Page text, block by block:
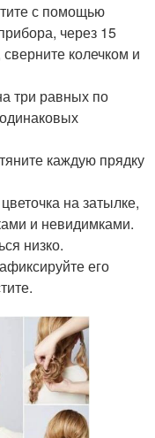
с помощью
через 15
колечком и
три равных по
каждую прядку
на затылке,
и невидимками.
низко.
его